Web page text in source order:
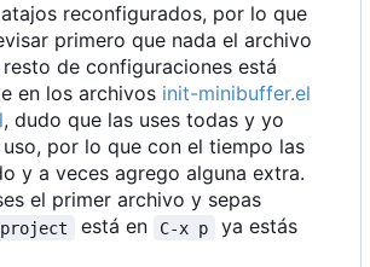
reconfigurados, por lo que
primero que nada el archivo
de configuraciones está
en los archivos init-minibuffer.el
, dudo que las uses todas y yo
por lo que con el tiempo las
y a veces agrego alguna extra.
el primer archivo y sepas
está en C-x p
ya estás